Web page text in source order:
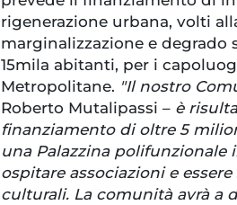
rigenerazione urbana, volti
marginalizzazione e
15mila abitanti, per i
Metropolitane. "Il nostro
Roberto Mutalipassi – è
finanziamento di oltre 5
una Palazzina polifunzionale
ospitare associazioni e
culturali. La comunità avrà a